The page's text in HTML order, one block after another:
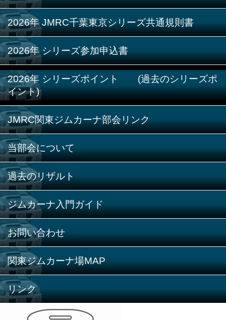
2026年 JMRC千葉東京シリーズ共通規則書
2026年 シリーズ参加申込書
2026年 シリーズポイント (過去のシリーズポ
イント)
JMRC関東ジムカーナ部会リンク
当部会について
過去のリザルト
ジムカーナ入門ガイド
お問い合わせ
関東ジムカーナ場MAP
リンク